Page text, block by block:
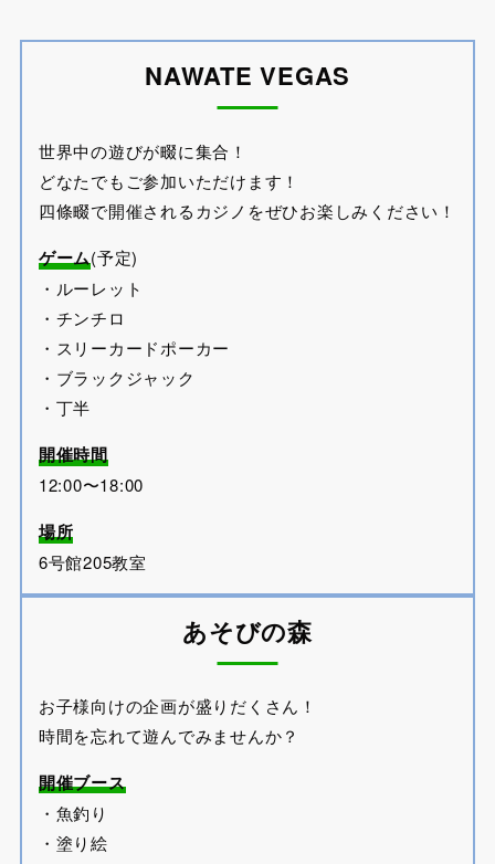
NAWATE VEGAS
世界中の遊びが畷に集合！
どなたでもご参加いただけます！
四條畷で開催されるカジノをぜひお楽しみください！
ゲーム(予定)
・ルーレット
・チンチロ
・スリーカードポーカー
・ブラックジャック
・丁半
開催時間
12:00〜18:00
場所
6号館205教室
あそびの森
お子様向けの企画が盛りだくさん！
時間を忘れて遊んでみませんか？
開催ブース
・魚釣り
・塗り絵